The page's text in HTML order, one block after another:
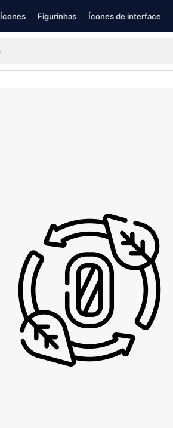
Ícones Figurinhas Ícones de interface